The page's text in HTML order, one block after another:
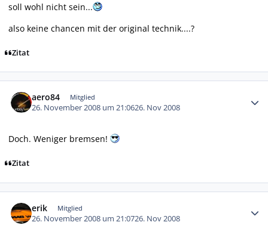
soll wohl nicht sein...
also keine chancen mit der original technik....?
Zitat
aero84 Mitglied
26. November 2008 um 21:0626. Nov 2008
Doch. Weniger bremsen!
Zitat
erik Mitglied
26. November 2008 um 21:0726. Nov 2008